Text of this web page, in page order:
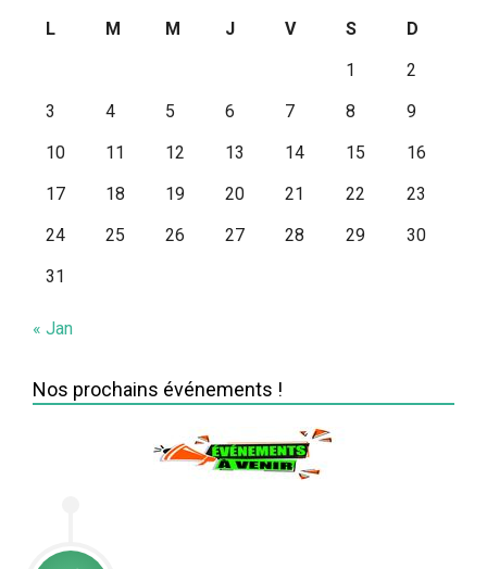
L
M M J V S
D
1
2
3
4 5 6 7 8
9
10
11 12 13 14 15
16
17
18 19 20 21 22
23
24
25 26 27 28 29
30
31
« Jan
Nos prochains événements !